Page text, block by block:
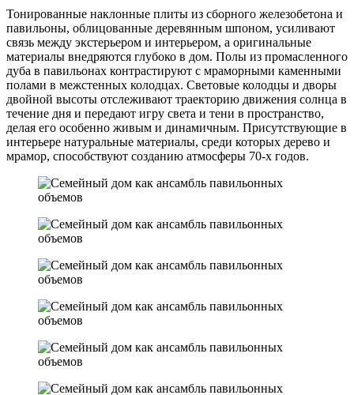
Тонированные наклонные плиты из сборного железобетона и
павильоны, облицованные деревянным шпоном, усиливают
связь между экстерьером и интерьером, а оригинальные
материалы внедряются глубоко в дом. Полы из промасленного
дуба в павильонах контрастируют с мраморными каменными
полами в межстенных колодцах. Световые колодцы и дворы
двойной высоты отслеживают траекторию движения солнца в
течение дня и передают игру света и тени в пространство,
делая его особенно живым и динамичным. Присутствующие в
интерьере натуральные материалы, среди которых дерево и
мрамор, способствуют созданию атмосферы 70-х годов.